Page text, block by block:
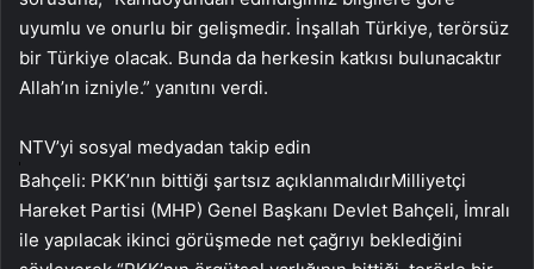
uyumlu ve onurlu bir gelişmedir. İnşallah Türkiye, terörsüz
bir Türkiye olacak. Bunda da herkesin katkısı bulunacaktır
Allah’ın izniyle.” yanıtını verdi.
NTV’yi sosyal medyadan takip edin
Bahçeli: PKK’nın bittiği şartsız açıklanmalıdırMilliyetçi
Hareket Partisi (MHP) Genel Başkanı Devlet Bahçeli, İmralı
ile yapılacak ikinci görüşmede net çağrıyı beklediğini